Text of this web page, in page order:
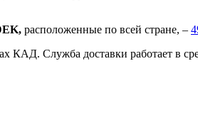
расположенные по всей стране, –
КАД. Служба доставки работает в